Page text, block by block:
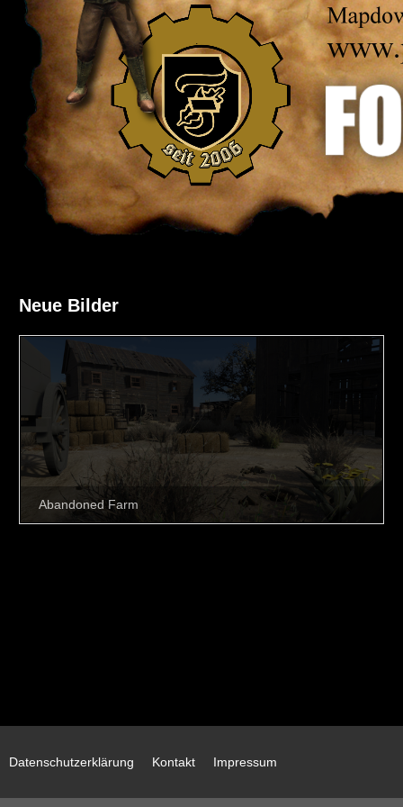
Neue Bilder
Datenschutzerklärung Kontakt Impressum